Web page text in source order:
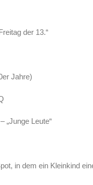
der 13.“
Jahre)
„Junge Leute“
in dem ein Kleinkind